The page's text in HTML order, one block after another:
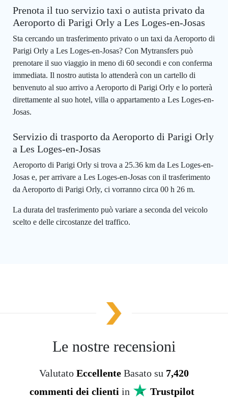
Prenota il tuo servizio taxi o autista privato da
Aeroporto di Parigi Orly a Les Loges-en-Josas
Sta cercando un trasferimento privato o un taxi da Aeroporto di
Parigi Orly a Les Loges-en-Josas? Con Mytransfers può
prenotare il suo viaggio in meno di 60 secondi e con conferma
immediata. Il nostro autista lo attenderà con un cartello di
benvenuto al suo arrivo a Aeroporto di Parigi Orly e lo porterà
direttamente al suo hotel, villa o appartamento a Les Loges-en-
Josas.
Servizio di trasporto da Aeroporto di Parigi Orly
a Les Loges-en-Josas
Aeroporto di Parigi Orly si trova a 25.36 km da Les Loges-en-
Josas e, per arrivare a Les Loges-en-Josas con il trasferimento
da Aeroporto di Parigi Orly, ci vorranno circa 00 h 26 m.
La durata del trasferimento può variare a seconda del veicolo
scelto e delle circostanze del traffico.
Le nostre recensioni
Valutato Eccellente Basato su 7,420
commenti dei clienti in Trustpilot